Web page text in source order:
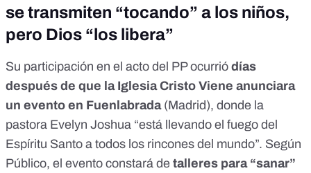
se transmiten “tocando” a los niños,
pero Dios “los libera”
Su participación en el acto del PP ocurrió días
después de que la Iglesia Cristo Viene anunciara
un evento en Fuenlabrada(Madrid), donde la
pastora Evelyn Joshua “está llevando el fuego del
Espíritu Santo a todos los rincones del mundo”. Según
Público, el evento constará de talleres para “sanar”